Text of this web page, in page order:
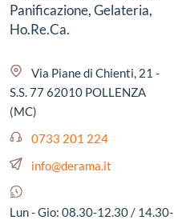
Panificazione, Gelateria,
Ho.Re.Ca.
Via Piane di Chienti, 21 -
S.S. 77 62010 POLLENZA
(MC)
0733 201 224
info@derama.it
Lun - Gio: 08.30-12.30 / 14.30-